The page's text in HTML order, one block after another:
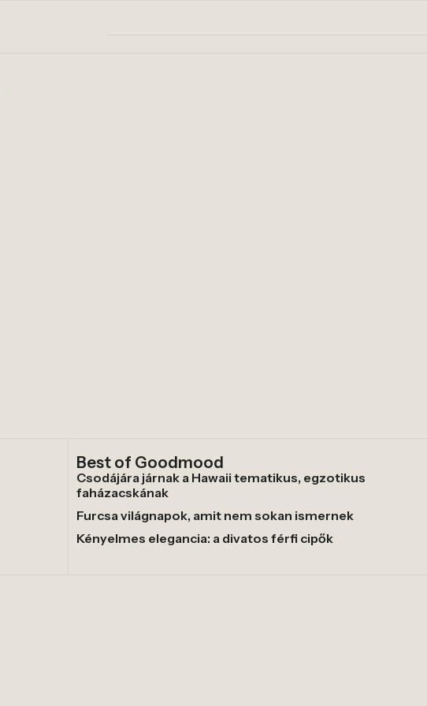
Best of Goodmood
Csodájára járnak a Hawaii tematikus, egzotikus
faházacskának
Furcsa világnapok, amit nem sokan ismernek
Kényelmes elegancia: a divatos férfi cipők